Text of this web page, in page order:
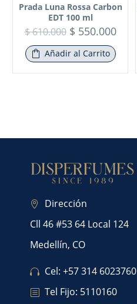
Prada Luna Rossa Carbon
EDT 100 ml
$610.000 $ 550.000
Añadir al Carrito
Dirección
Cll 46 #53 64 Local 124
Medellín, CO
Cel: +57 314 6023760
Tel Fijo: 5110160